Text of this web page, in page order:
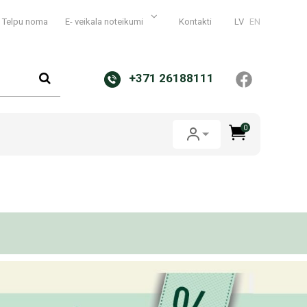
Telpu noma E- veikala noteikumi Kontakti LV EN
+371 26188111
0